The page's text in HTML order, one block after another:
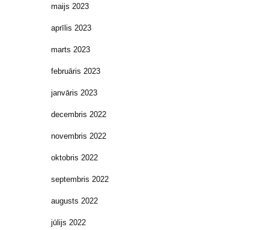
maijs 2023
aprīlis 2023
marts 2023
februāris 2023
janvāris 2023
decembris 2022
novembris 2022
oktobris 2022
septembris 2022
augusts 2022
jūlijs 2022